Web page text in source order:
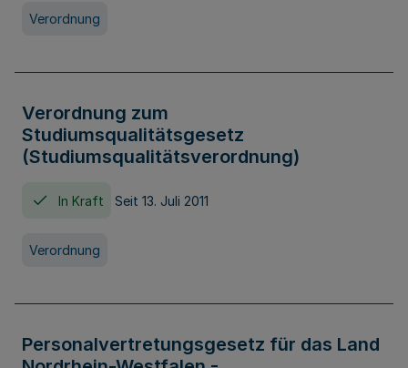
Verordnung
Verordnung zum
Studiumsqualitätsgesetz
(Studiumsqualitätsverordnung)
In Kraft Seit 13. Juli 2011
Verordnung
Personalvertretungsgesetz für das Land